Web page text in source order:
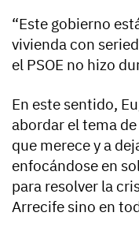
“Este gobierno
vivienda con
el PSOE no hizo
En este sentido,
abordar el tema
que merece y a
enfocándose en
para resolver la
Arrecife sino en